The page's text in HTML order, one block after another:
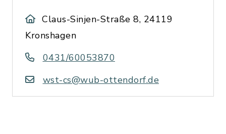
Claus-Sinjen-Straße 8, 24119
Kronshagen
0431/60053870
wst-cs@wub-ottendorf.de